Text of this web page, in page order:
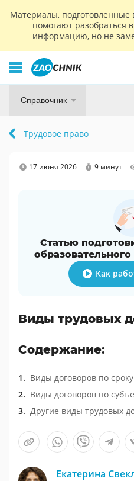
Материалы, подготовленные
помогают разобраться
информацию, но не
Справочник
Трудовое право
17 июня 2026 9 минут
Статью
Как
Виды трудовых
Содержание:
Виды договоров по сроку
Виды договоров по
Другие виды трудовых
Екатерина